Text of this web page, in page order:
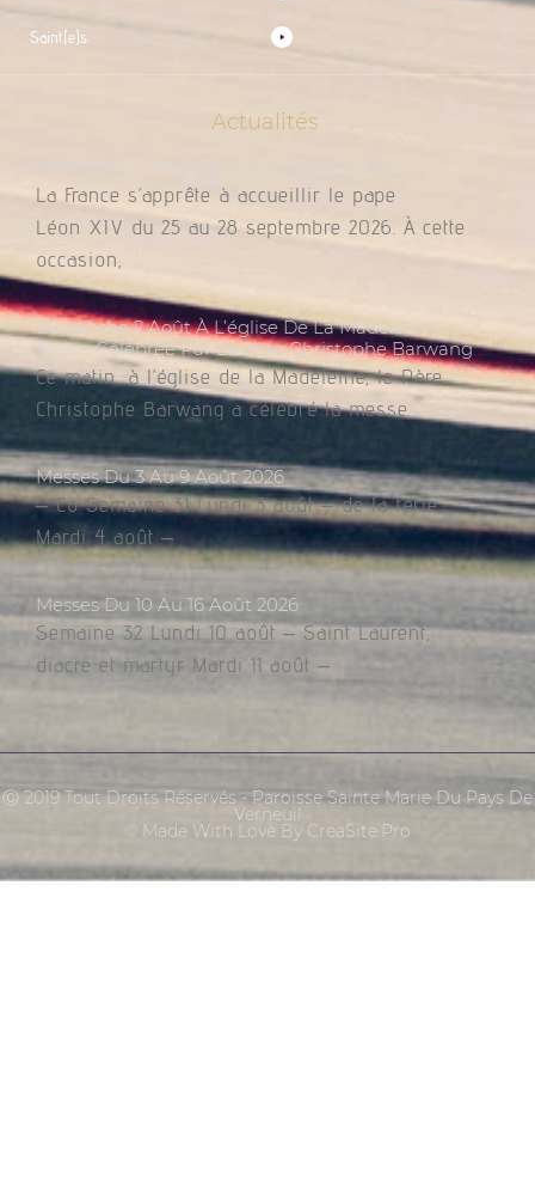
Saint(e)s
Actualités
La France s’apprête à accueillir le pape
Léon XIV du 25 au 28 septembre 2026. À cette
occasion,
Dimanche 2 Août À L’église De La Madeleine,
Messe Célébrée Par Le Père Christophe Barwang
Ce matin, à l’église de la Madeleine, le Père
Christophe Barwang a célébré la messe.
Messes Du 3 Au 9 Août 2026
– Co Semaine 31 Lundi 3 août – de la férie
Mardi 4 août –
Messes Du 10 Au 16 Août 2026
Semaine 32 Lundi 10 août – Saint Laurent,
diacre et martyr Mardi 11 août –
Ⓒ 2019 Tout Droits Réservés - Paroisse Sainte Marie Du Pays De
Verneuil
© Made With Love By CreaSite.Pro